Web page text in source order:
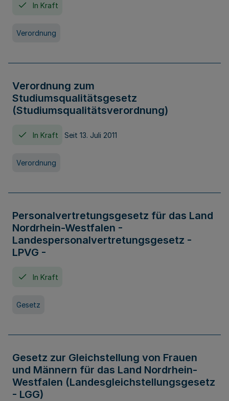
In Kraft
Verordnung
Verordnung zum
Studiumsqualitätsgesetz
(Studiumsqualitätsverordnung)
In Kraft Seit 13. Juli 2011
Verordnung
Personalvertretungsgesetz für das Land
Nordrhein-Westfalen -
Landespersonalvertretungsgesetz -
LPVG -
In Kraft
Gesetz
Gesetz zur Gleichstellung von Frauen
und Männern für das Land Nordrhein-
Westfalen (Landesgleichstellungsgesetz
- LGG)